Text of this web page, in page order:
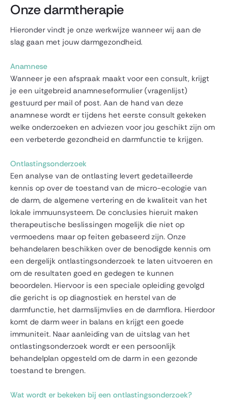
Onze darmtherapie
Hieronder vindt je onze werkwijze wanneer wij aan de
slag gaan met jouw darmgezondheid.
Anamnese
Wanneer je een afspraak maakt voor een consult, krijgt
je een uitgebreid anamneseformulier (vragenlijst)
gestuurd per mail of post. Aan de hand van deze
anamnese wordt er tijdens het eerste consult gekeken
welke onderzoeken en adviezen voor jou geschikt zijn om
een verbeterde gezondheid en darmfunctie te krijgen.
Ontlastingsonderzoek
Een analyse van de ontlasting levert gedetailleerde
kennis op over de toestand van de micro-ecologie van
de darm, de algemene vertering en de kwaliteit van het
lokale immuunsysteem. De conclusies hieruit maken
therapeutische beslissingen mogelijk die niet op
vermoedens maar op feiten gebaseerd zijn. Onze
behandelaren beschikken over de benodigde kennis om
een dergelijk ontlastingsonderzoek te laten uitvoeren en
om de resultaten goed en gedegen te kunnen
beoordelen. Hiervoor is een speciale opleiding gevolgd
die gericht is op diagnostiek en herstel van de
darmfunctie, het darmslijmvlies en de darmflora. Hierdoor
komt de darm weer in balans en krijgt een goede
immuniteit. Naar aanleiding van de uitslag van het
ontlastingsonderzoek wordt er een persoonlijk
behandelplan opgesteld om de darm in een gezonde
toestand te brengen.
Wat wordt er bekeken bij een ontlastingsonderzoek?